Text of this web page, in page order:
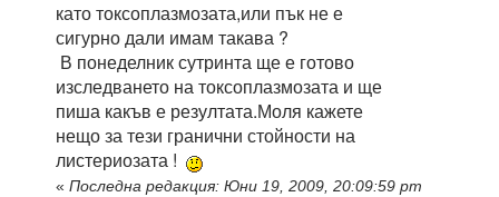
като токсоплазмозата,или пък не е
сигурно дали имам такава ?
В понеделник сутринта ще е готово
изследването на токсоплазмозата и ще
пиша какъв е резултата.Моля кажете
нещо за тези гранични стойности на
листериозата !
« Последна редакция: Юни 19, 2009, 20:09:59 pm